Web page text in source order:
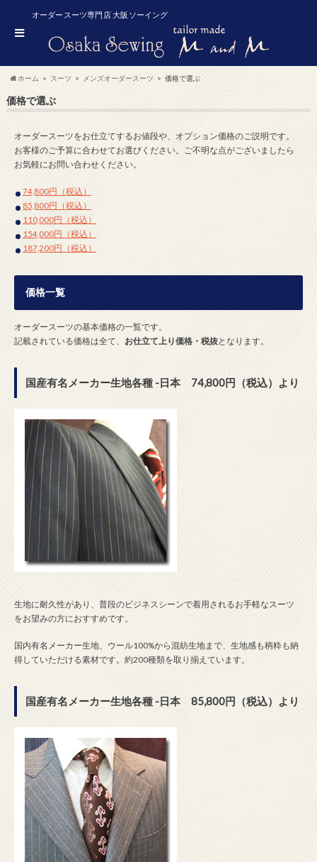
オーダースーツ専門店 大阪ソーイング
ホーム スーツ メンズオーダースーツ 価格で選ぶ
価格で選ぶ
オーダースーツをお仕立てするお値段や、オプション価格のご説明です。
お客様のご予算に合わせてお選びください。ご不明な点がございましたら
お気軽にお問い合わせください。
74,800円（税込）
85,800円（税込）
110,000円（税込）
154,000円（税込）
187,200円（税込）
価格一覧
オーダースーツの基本価格の一覧です。
記載されている価格は全て、 お仕立て上り価格・税抜となります。
国産有名メーカー生地各種 -日本 74,800円（税込）より
生地に耐久性があり、普段のビジネスシーンで着用されるお手軽なスーツ
をお望みの方におすすめです。
国内有名メーカー生地、ウール100%から混紡生地まで、生地感も柄粋も納
得していただける素材です。約200種類を取り揃えています。
国産有名メーカー生地各種 -日本 85,800円（税込）より